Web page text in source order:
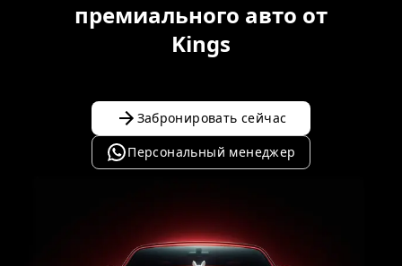
премиального авто от
Kings
Забронировать сейчас
Персональный менеджер